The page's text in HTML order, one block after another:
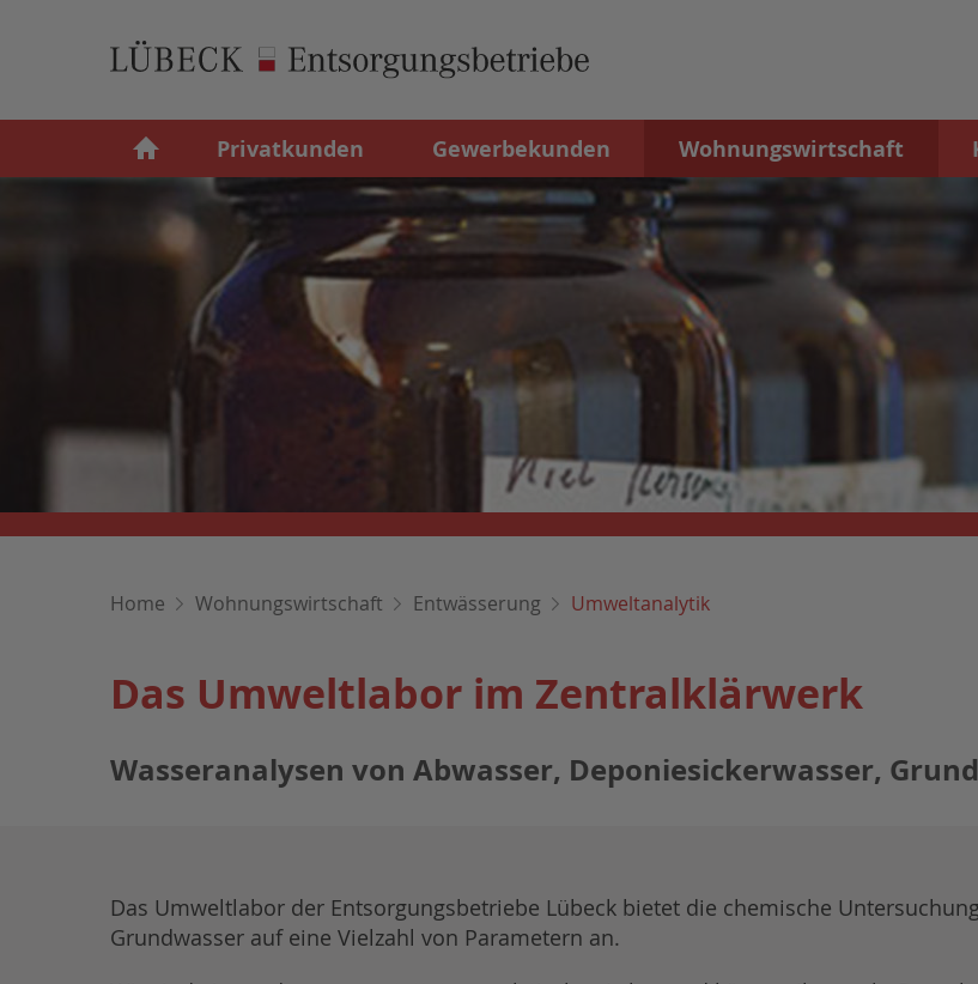
Privatkunden Gewerbekunden Wohnungswirtschaft
Home Wohnungswirtschaft Entwässerung Umweltanalytik
Das Umweltlabor im Zentralklärwerk
Wasseranalysen von Abwasser, Deponiesickerwasser,
Das Umweltlabor der Entsorgungsbetriebe Lübeck bietet die chemische
Grundwasser auf eine Vielzahl von Parametern an.